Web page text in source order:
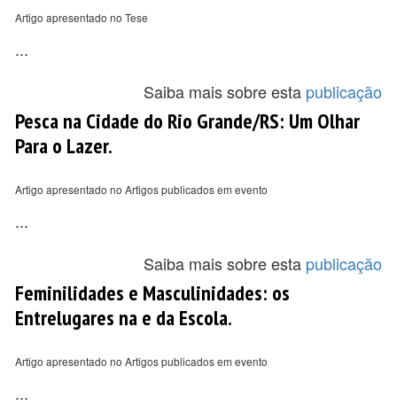
Artigo apresentado no Tese
...
Saiba mais sobre esta publicação
Pesca na Cidade do Rio Grande/RS: Um Olhar
Para o Lazer.
Artigo apresentado no Artigos publicados em evento
...
Saiba mais sobre esta publicação
Feminilidades e Masculinidades: os
Entrelugares na e da Escola.
Artigo apresentado no Artigos publicados em evento
...